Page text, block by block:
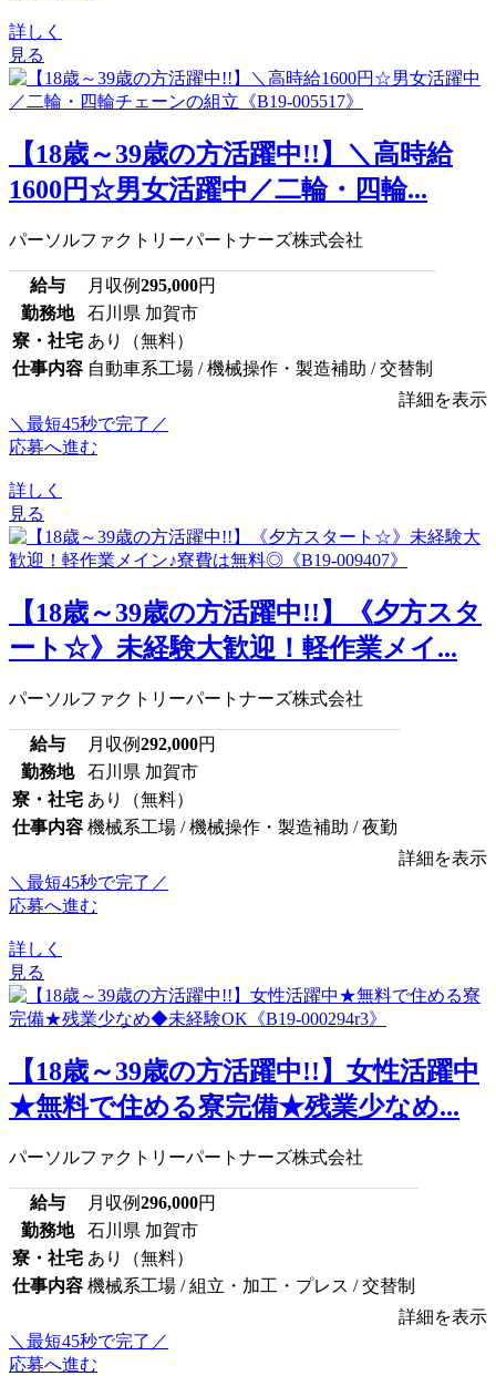
詳しく
見る
【18歳～39歳の方活躍中!!】＼高時給
1600円☆男女活躍中／二輪・四輪...
パーソルファクトリーパートナーズ株式会社
給与 月収例295,000円
勤務地
石川県 加賀市
寮・社宅 あり（無料）
仕事内容 自動車系工場 / 機械操作・製造補助 / 交替制
詳細を表示
＼最短45秒で完了／
応募へ進む
詳しく
見る
【18歳～39歳の方活躍中!!】《夕方スタ
ート☆》未経験大歓迎！軽作業メイ...
パーソルファクトリーパートナーズ株式会社
給与 月収例292,000円
勤務地
石川県 加賀市
寮・社宅 あり（無料）
仕事内容 機械系工場 / 機械操作・製造補助 / 夜勤
詳細を表示
＼最短45秒で完了／
応募へ進む
詳しく
見る
【18歳～39歳の方活躍中!!】女性活躍中
★無料で住める寮完備★残業少なめ...
パーソルファクトリーパートナーズ株式会社
給与 月収例296,000円
勤務地
石川県 加賀市
寮・社宅 あり（無料）
仕事内容 機械系工場 / 組立・加工・プレス / 交替制
詳細を表示
＼最短45秒で完了／
応募へ進む